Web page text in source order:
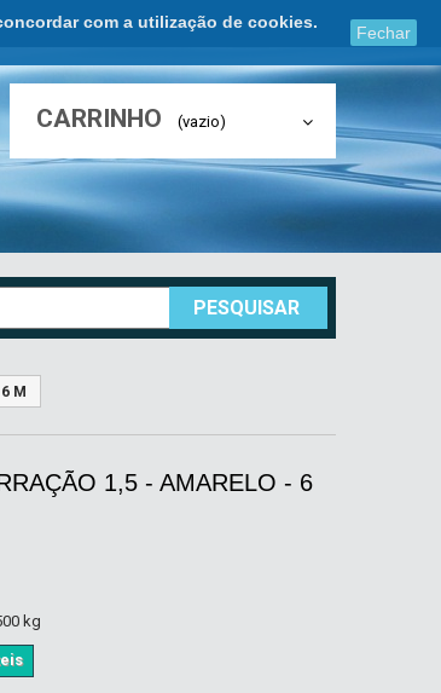
com a utilização de cookies.
Fechar
CARRINHO (vazio)
PESQUISAR
M
1,5 - AMARELO - 6
kg